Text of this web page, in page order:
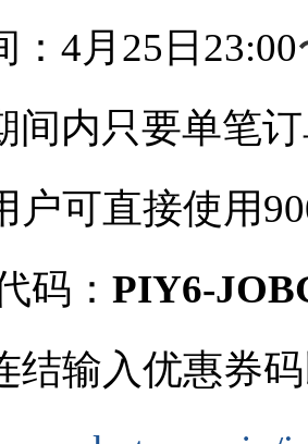
4月 25 日 23:00
间内只要单笔
户可直接使用
码： PIY6-
结输入优惠券